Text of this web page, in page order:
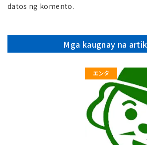
datos ng komento.
Mga kaugnay na